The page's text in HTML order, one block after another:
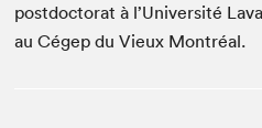
postdoctorat à l’Université
au Cégep du Vieux Montréal.